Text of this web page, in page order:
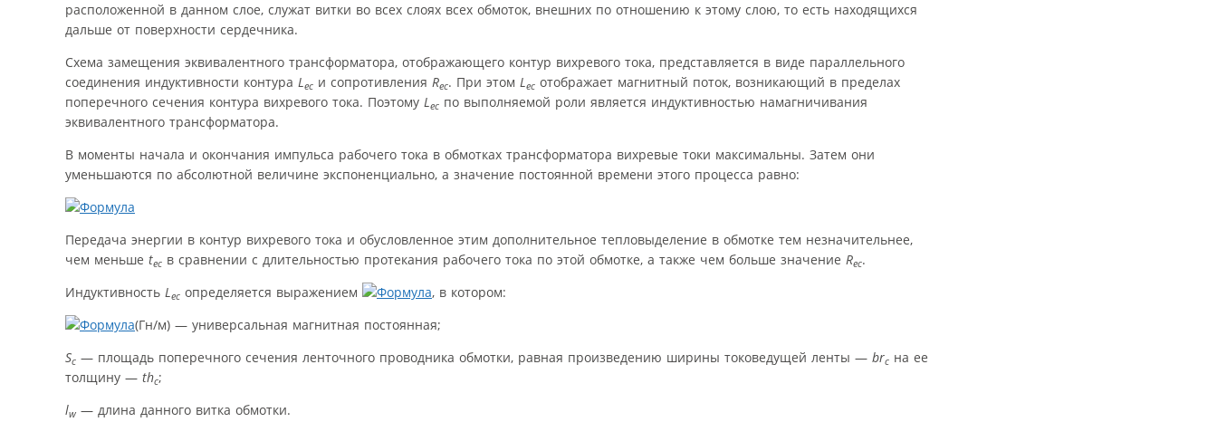
расположенной в данном слое, служат витки во всех слоях всех обмоток, внешних по отношению к этому слою, то есть находящихся
дальше от поверхности сердечника.
Схема замещения эквивалентного трансформатора, отображающего контур вихревого тока, представляется в виде параллельного
соединения индуктивности контура Lec и сопротивления Rec. При этом Lec отображает магнитный поток, возникающий в пределах
поперечного сечения контура вихревого тока. Поэтому Lec по выполняемой роли является индуктивностью намагничивания
эквивалентного трансформатора.
В моменты начала и окончания импульса рабочего тока в обмотках трансформатора вихревые токи максимальны. Затем они
уменьшаются по абсолютной величине экспоненциально, а значение постоянной времени этого процесса равно:
Передача энергии в контур вихревого тока и обусловленное этим дополнительное тепловыделение в обмотке тем незначительнее,
чем меньше tec в сравнении с длительностью протекания рабочего тока по этой обмотке, а также чем больше значение Rec.
Индуктивность Lec определяется выражением
, в котором:
(Гн/м) — универсальная магнитная постоянная;
Sc — площадь поперечного сечения ленточного проводника обмотки, равная произведению ширины токоведущей ленты — brc на ее
толщину — thc;
lw — длина данного витка обмотки.